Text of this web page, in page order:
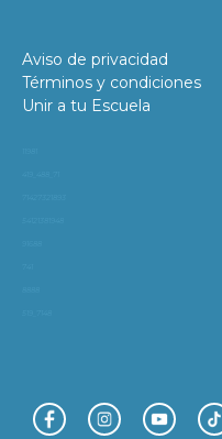
Aviso de privacidad
Términos y condiciones
Unir a tu Escuela